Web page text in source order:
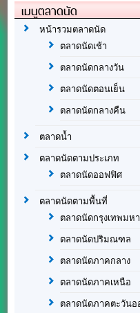
เมนูตลาดนัด
หน้ารวมตลาดนัด
ตลาดนัดเช้า
ตลาดนัดกลางวัน
ตลาดนัดตอนเย็น
ตลาดนัดกลางคืน
ตลาดน้ำ
ตลาดนัดตามประเภท
ตลาดนัดออฟฟิศ
ตลาดนัดตามพื้นที่
ตลาดนัดกรุงเทพมห
ตลาดนัดปริมณฑล
ตลาดนัดภาคกลาง
ตลาดนัดภาคเหนือ
ตลาดนัดภาคตะวันอ